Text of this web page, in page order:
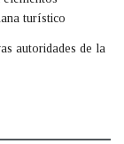
turístico
autoridades de la